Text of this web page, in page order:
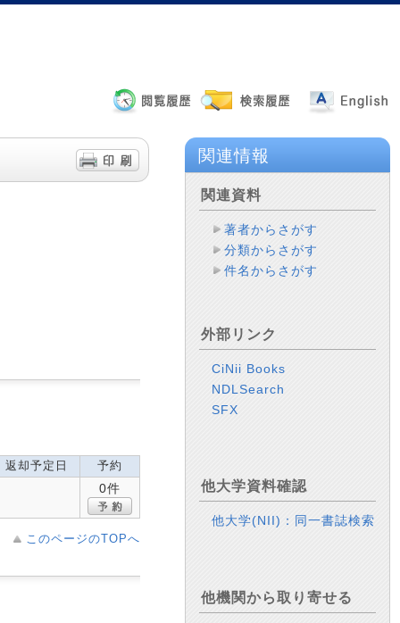
返却予定日 予約
0件
このページのTOPへ
関連情報
関連資料
著者からさがす
分類からさがす
件名からさがす
外部リンク
CiNii Books
NDLSearch
SFX
他大学資料確認
他大学(NII)：同一書誌検索
他機関から取り寄せる